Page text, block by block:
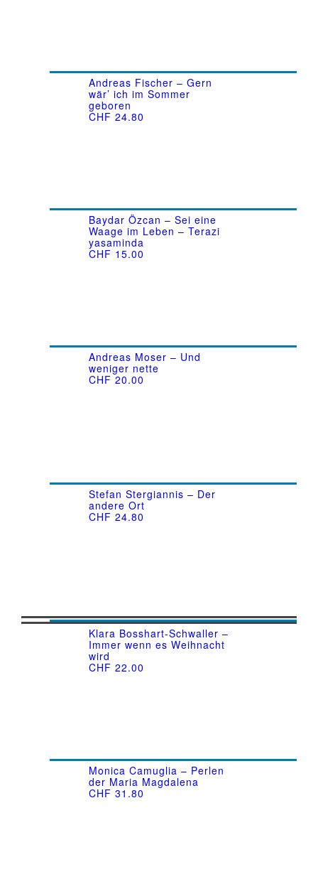
Andreas Fischer – Gern
wär’ ich im Sommer
geboren
CHF 24.80
Baydar Özcan – Sei eine
Waage im Leben – Terazi
yasaminda
CHF 15.00
Andreas Moser – Und
weniger nette
CHF 20.00
Stefan Stergiannis – Der
andere Ort
CHF 24.80
Klara Bosshart-Schwaller –
Immer wenn es Weihnacht
wird
CHF 22.00
Monica Camuglia – Perlen
der Maria Magdalena
CHF 31.80